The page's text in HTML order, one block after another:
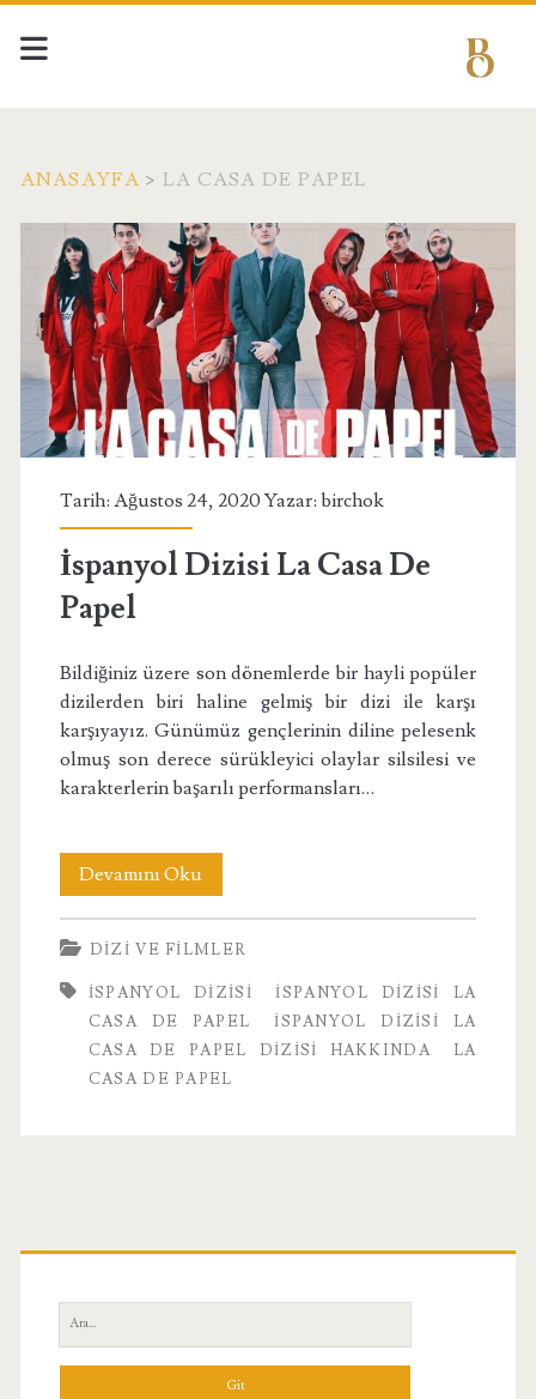
ANASAYFA > LA CASA DE PAPEL
Etiket:
<span>La
Casa
De
Papel</span>
Tarih: Ağustos 24, 2020 Yazar: birchok
İspanyol Dizisi La Casa De
Papel
Bildiğiniz üzere son dönemlerde bir hayli popüler
dizilerden biri haline gelmiş bir dizi ile karşı
karşıyayız. Günümüz gençlerinin diline pelesenk
olmuş son derece sürükleyici olaylar silsilesi ve
karakterlerin başarılı performansları…
Devamını Okuİspanyol
Dizisi
La
Casa
De
Papel
DIZI VE FILMLER
İSPANYOL DIZISI
İSPANYOL DIZISI LA
CASA DE PAPEL
İSPANYOL DIZISI LA
CASA DE PAPEL DIZISI HAKKINDA
LA
CASA DE PAPEL
Birincil
Yan
Menü
Ara: